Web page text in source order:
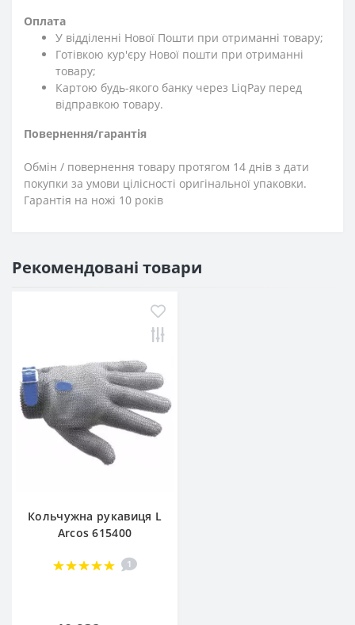
Оплата
У відділенні Нової Пошти при отриманні товару;
Готівкою кур'єру Нової пошти при отриманні
товару;
Картою будь-якого банку через LiqPay перед
відправкою товару.
Повернення/гарантія
Обмін / повернення товару протягом 14 днів з дати
покупки за умови цілісності оригінальної упаковки.
Гарантія на ножі 10 років
Рекомендовані товари
Кольчужна рукавиця L
Arcos 615400
1